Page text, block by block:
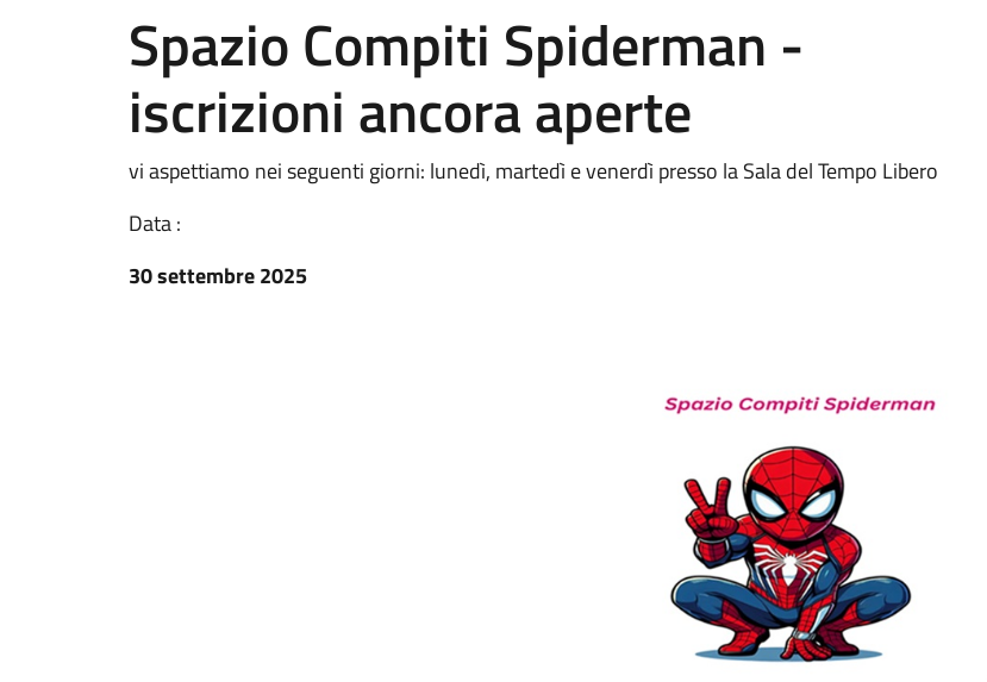
Spazio Compiti Spiderman -
iscrizioni ancora aperte
vi aspettiamo nei seguenti giorni: lunedì, martedì e venerdì presso la Sala del Tempo Libero
Data :
30 settembre 2025
Informazioni sui cookie
Questo sito web utilizza cookie tecnici e assimilati strettamente necessari al
alla navigazione del sito, nonché un cookie tecnico analitico al solo fine di
statistiche, aggregate e anonime.